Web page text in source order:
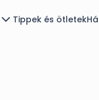
Tippek és ötletek